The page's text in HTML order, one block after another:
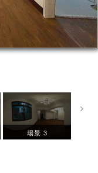
場景 3